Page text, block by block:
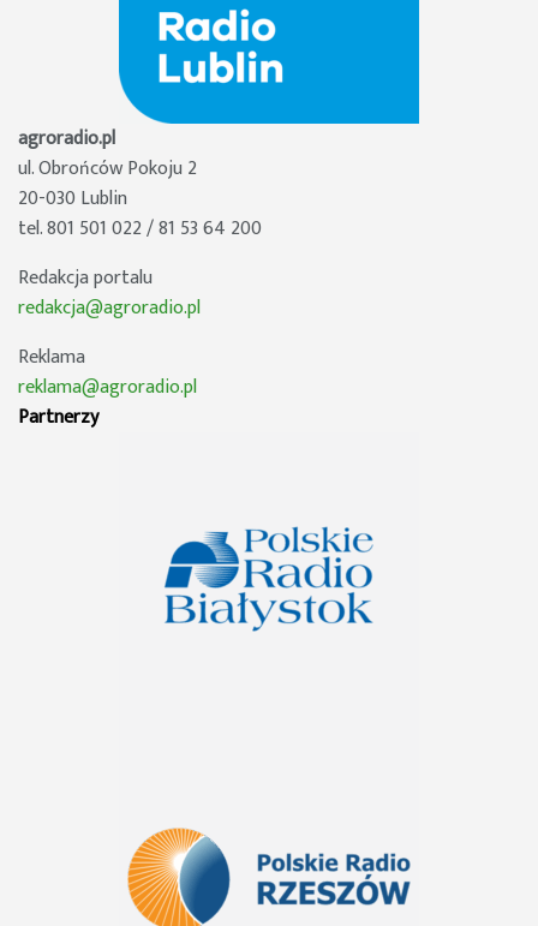
agroradio.pl
ul. Obrońców Pokoju 2
20-030 Lublin
tel. 801 501 022 / 81 53 64 200
Redakcja portalu
redakcja@agroradio.pl
Reklama
reklama@agroradio.pl
Partnerzy